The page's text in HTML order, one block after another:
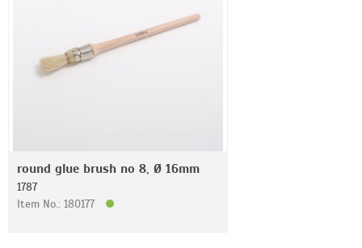
round glue brush no 8, Ø 16mm
1787
Item No.: 180177